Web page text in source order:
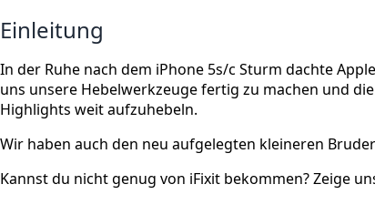
Einleitung
In der Ruhe nach dem iPhone 5s/c Sturm dachte
uns unsere Hebelwerkzeuge fertig zu machen und
Highlights weit aufzuhebeln.
Wir haben auch den neu aufgelegten kleineren
Kannst du nicht genug von iFixit bekommen? Zeige